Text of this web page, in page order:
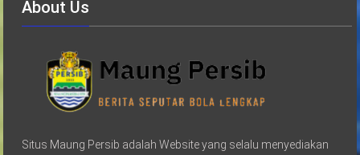
About Us
Situs Maung Persib adalah Website yang selalu menyediakan